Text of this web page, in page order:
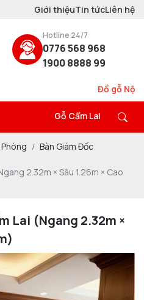
Giới thiệuTin tứcLiên hệ
Hotline 24/7
0776 568 968
1900 8888 99
Thiết Kế -
Gỗ Cẩm Lai
Bàn Giám Đốc
2.32m × Sâu 1.26m × Cao
Lai (Ngang 2.32m ×